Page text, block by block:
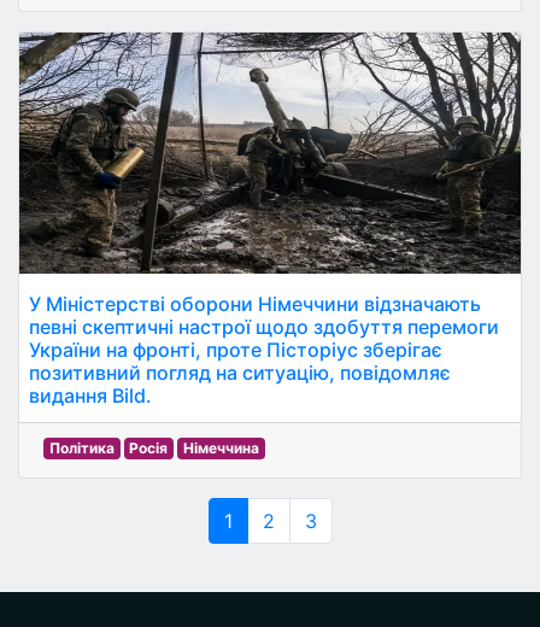
У Міністерстві оборони Німеччини відзначають
певні скептичні настрої щодо здобуття перемоги
України на фронті, проте Пісторіус зберігає
позитивний погляд на ситуацію, повідомляє
видання Bild.
Політика Росія Німеччина
1 2 3